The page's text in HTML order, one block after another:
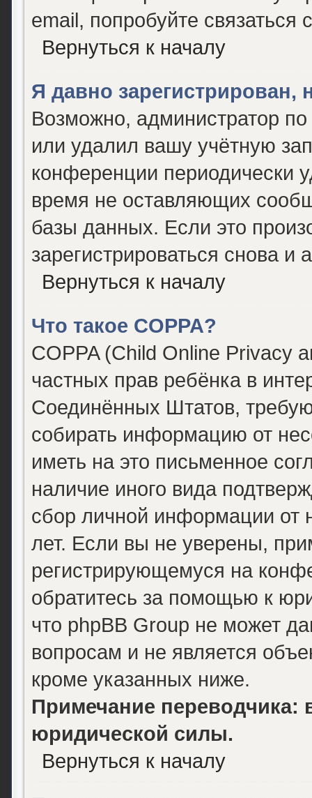
email, попробуйте связаться
Вернуться к началу
Я давно зарегистрирован,
Возможно, администратор
или удалил вашу учётную
конференции периодически
время не оставляющих
базы данных. Если это
зарегистрироваться снова и
Вернуться к началу
Что такое COPPA?
COPPA (Child Online Privacy
частных прав ребёнка в
Соединённых Штатов,
собирать информацию от
иметь на это письменное
наличие иного вида
сбор личной информации от
лет. Если вы не уверены,
регистрирующемуся на
обратитесь за помощью к
что phpBB Group не может
вопросам и не является
кроме указанных ниже.
Примечание переводчика:
юридической силы.
Вернуться к началу